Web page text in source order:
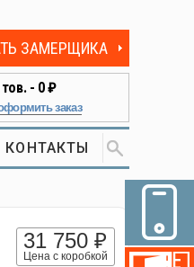
ЗАМЕРЩИКА
- 0 ₽
заказ
КОНТАКТЫ
31 750 ₽
Цена с коробкой